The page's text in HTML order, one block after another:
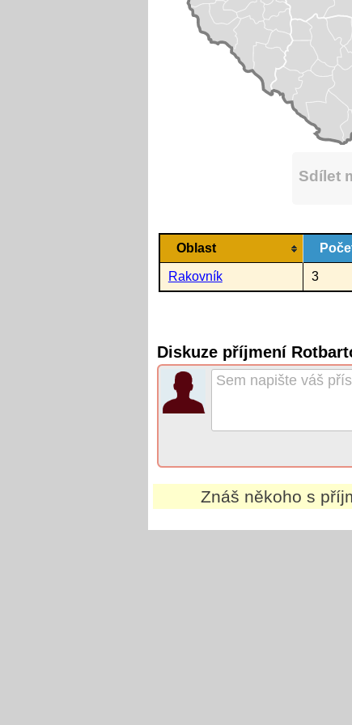
Sdílet
Oblast
Rakovník 3
Diskuze příjmení
Znáš někoho s